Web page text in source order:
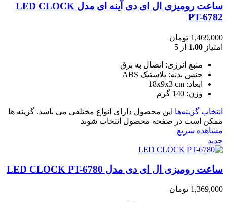
ساعت رومیزی ال ای دی آینه ای مدل LED CLOCK
PT-6782
1,469,000 تومان
امتیاز 1.00 از 5
منبع انرژی: اتصال به برق
جنس بدنه: پلاستیک ABS
ابعاد: 18x9x3 cm
وزن: 140 گرم
انتخاب گزینه‌ها این محصول دارای انواع مختلفی می باشد. گزینه ها
ممکن است در صفحه محصول انتخاب شوند
مشاهده سریع
جدید
ساعت رومیزی ال ای دی مدل LED CLOCK PT-6780
1,369,000 تومان